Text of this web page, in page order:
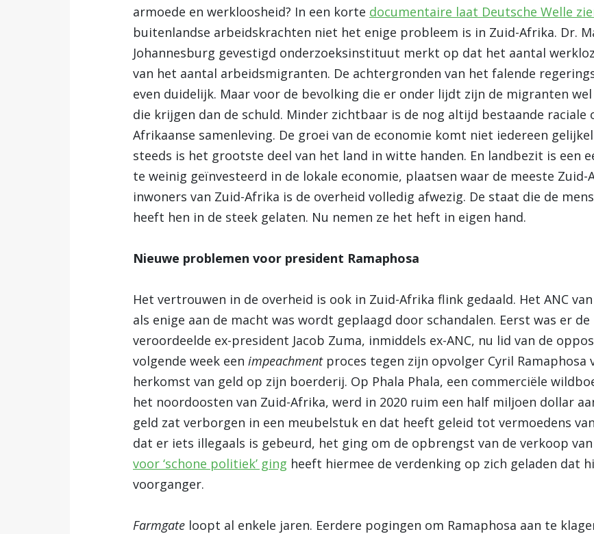
armoede en werkloosheid? In een korte documentaire laat Deutsche Welle
buitenlandse arbeidskrachten niet het enige probleem is in Zuid-Afrika. Dr.
Johannesburg gevestigd onderzoeksinstituut merkt op dat het aantal
van het aantal arbeidsmigranten. De achtergronden van het falende
even duidelijk. Maar voor de bevolking die er onder lijdt zijn de migranten
die krijgen dan de schuld. Minder zichtbaar is de nog altijd bestaande raciale
Afrikaanse samenleving. De groei van de economie komt niet iedereen
steeds is het grootste deel van het land in witte handen. En landbezit is een
te weinig geïnvesteerd in de lokale economie, plaatsen waar de meeste Zuid-
inwoners van Zuid-Afrika is de overheid volledig afwezig. De staat die de
heeft hen in de steek gelaten. Nu nemen ze het heft in eigen hand.
Nieuwe problemen voor president Ramaphosa
Het vertrouwen in de overheid is ook in Zuid-Afrika flink gedaald. Het ANC
als enige aan de macht was wordt geplaagd door schandalen. Eerst was er
veroordeelde ex-president Jacob Zuma, inmiddels ex-ANC, nu lid van de
volgende week een impeachmentproces tegen zijn opvolger Cyril Ramaphosa
herkomst van geld op zijn boerderij. Op Phala Phala, een commerciële
het noordoosten van Zuid-Afrika, werd in 2020 ruim een half miljoen dollar
geld zat verborgen in een meubelstuk en dat heeft geleid tot vermoedens
dat er iets illegaals is gebeurd, het ging om de opbrengst van de verkoop
voor ‘schone politiek’ ging heeft hiermee de verdenking op zich geladen dat
voorganger.
Farmgate loopt al enkele jaren. Eerdere pogingen om Ramaphosa aan te